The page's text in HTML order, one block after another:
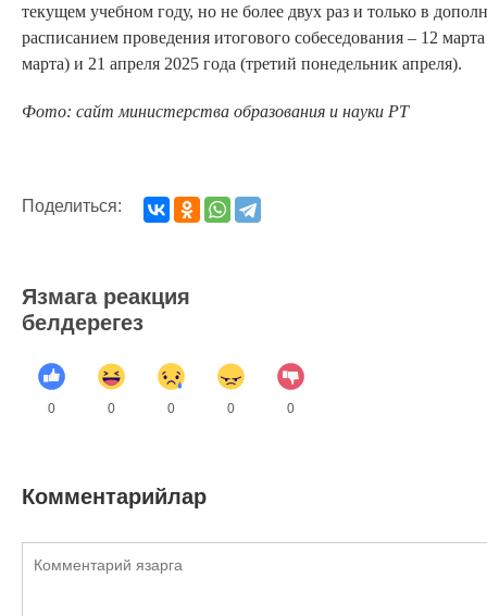
текущем учебном году, но не более двух раз и только в
расписанием проведения итогового собеседования – 12
марта) и 21 апреля 2025 года (третий понедельник апреля).
Фото: сайт министерства образования и науки РТ
Поделиться:
Язмага реакция
белдерегез
0 0 0 0 0
Комментарийлар